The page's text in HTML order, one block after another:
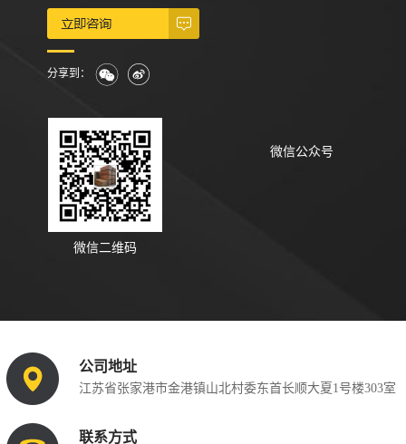
分享到：
微信二维码
微信公众号
公司地址
江苏省张家港市金港镇山北村委东首长顺大夏1号楼303室
联系方式